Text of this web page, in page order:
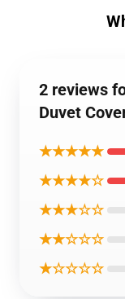
2 reviews
Duvet
★★★★★
★★★★☆
★★★☆☆
★★☆☆☆
★☆☆☆☆